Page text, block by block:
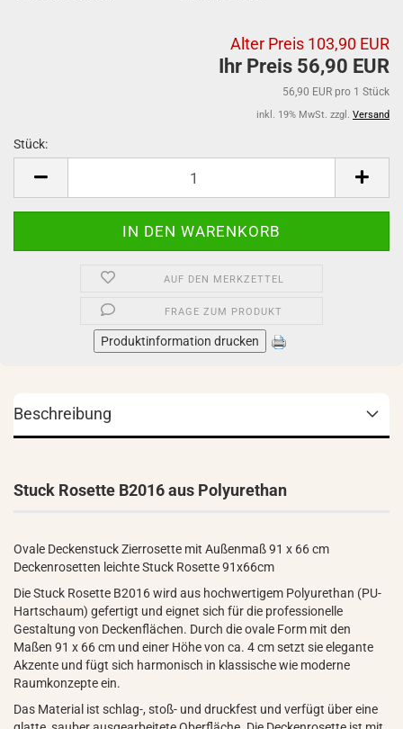
Alter Preis 103,90 EUR
Ihr Preis 56,90 EUR
56,90 EUR pro 1 Stück
inkl. 19% MwSt. zzgl. Versand
Stück:
AUF DEN MERKZETTEL
FRAGE ZUM PRODUKT
Produktinformation drucken
Beschreibung
Stuck Rosette B2016 aus Polyurethan
Ovale Deckenstuck Zierrosette mit Außenmaß 91 x 66 cm
Deckenrosetten leichte Stuck Rosette 91x66cm
Die Stuck Rosette B2016 wird aus hochwertigem Polyurethan (PU-
Hartschaum) gefertigt und eignet sich für die professionelle
Gestaltung von Deckenflächen. Durch die ovale Form mit den
Maßen 91 x 66 cm und einer Höhe von ca. 4 cm setzt sie elegante
Akzente und fügt sich harmonisch in klassische wie moderne
Raumkonzepte ein.
Das Material ist schlag-, stoß- und druckfest und verfügt über eine